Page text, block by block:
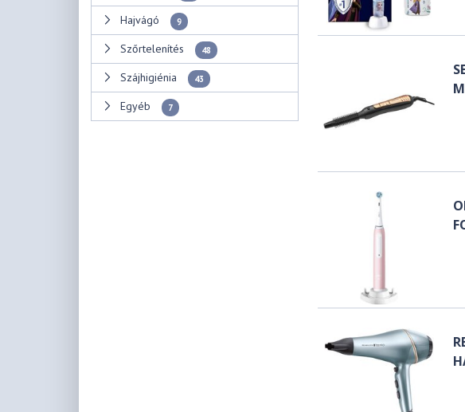
Hajvágó 9
Szőrtelenítés 48
Szájhigiénia 43
Egyéb 7